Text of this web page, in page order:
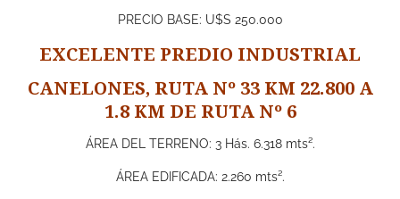
PRECIO BASE: U$S 250.000
EXCELENTE PREDIO INDUSTRIAL
CANELONES, RUTA Nº 33 KM 22.800 A
1.8 KM DE RUTA Nº 6
ÁREA DEL TERRENO: 3 Hás. 6.318 mts².
ÁREA EDIFICADA: 2.260 mts².